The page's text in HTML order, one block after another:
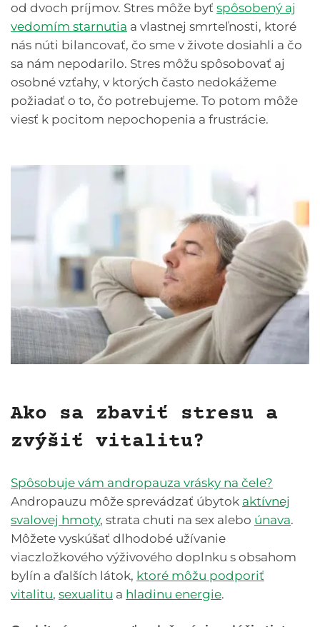
od dvoch príjmov. Stres môže byť spôsobený aj
vedomím starnutia a vlastnej smrteľnosti, ktoré
nás núti bilancovať, čo sme v živote dosiahli a čo
sa nám nepodarilo. Stres môžu spôsobovať aj
osobné vzťahy, v ktorých často nedokážeme
požiadať o to, čo potrebujeme. To potom môže
viesť k pocitom nepochopenia a frustrácie.
Ako sa zbaviť stresu a
zvýšiť vitalitu?
Spôsobuje vám andropauza vrásky na čele?
Andropauzu môže sprevádzať úbytok aktívnej
svalovej hmoty, strata chuti na sex alebo únava.
Môžete vyskúšať dlhodobé užívanie
viaczložkového výživového doplnku s obsahom
bylín a ďalších látok, ktoré môžu podporiť
vitalitu, sexualitu a hladinu energie.